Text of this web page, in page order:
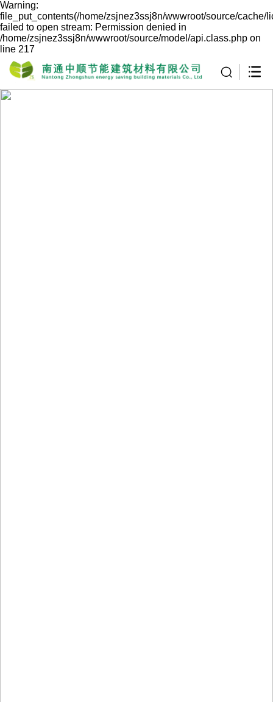
Warning:
file_put_contents(/home/zsjnez3ssj8n/wwwroot/source/cache/
failed to open stream: Permission denied in
/home/zsjnez3ssj8n/wwwroot/source/model/api.class.php on
line 217